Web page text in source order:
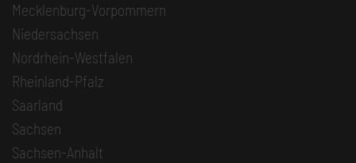
Mecklenburg-Vorpommern
Niedersachsen
Nordrhein-Westfalen
Rheinland-Pfalz
Saarland
Sachsen
Sachsen-Anhalt